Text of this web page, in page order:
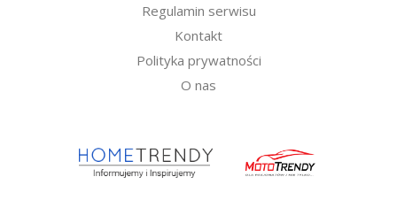
Regulamin serwisu
Kontakt
Polityka prywatności
O nas